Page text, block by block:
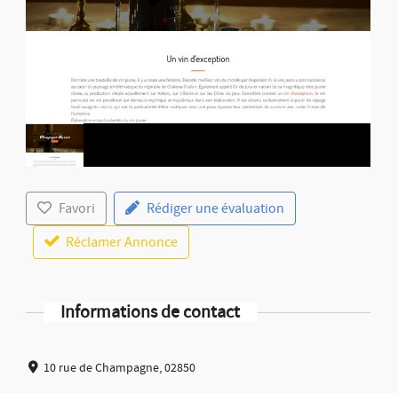
Favori
Rédiger une évaluation
Réclamer Annonce
Informations de contact
10 rue de Champagne, 02850